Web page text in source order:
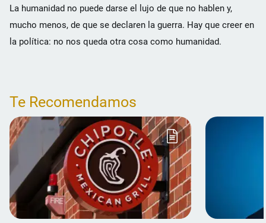
La humanidad no puede darse el lujo de que no hablen y,
mucho menos, de que se declaren la guerra. Hay que creer en
la política: no nos queda otra cosa como humanidad.
Te Recomendamos